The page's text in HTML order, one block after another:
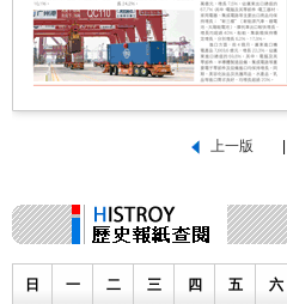
日 一 二 三 四 五 六